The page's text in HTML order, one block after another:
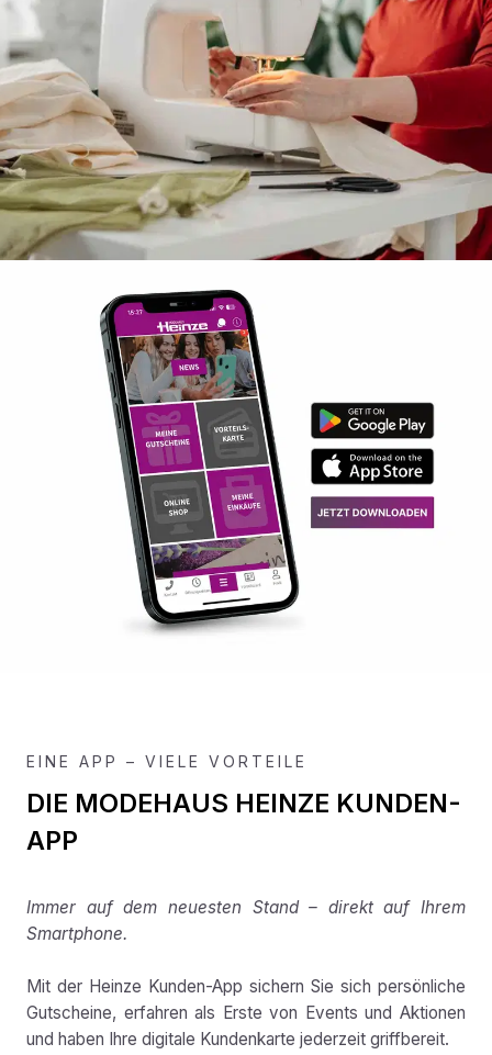
EINE APP – VIELE VORTEILE
DIE MODEHAUS HEINZE KUNDEN-
APP
Immer auf dem neuesten Stand – direkt auf Ihrem
Smartphone.
Mit der Heinze Kunden-App sichern Sie sich persönliche
Gutscheine, erfahren als Erste von Events und Aktionen
und haben Ihre digitale Kundenkarte jederzeit griffbereit.